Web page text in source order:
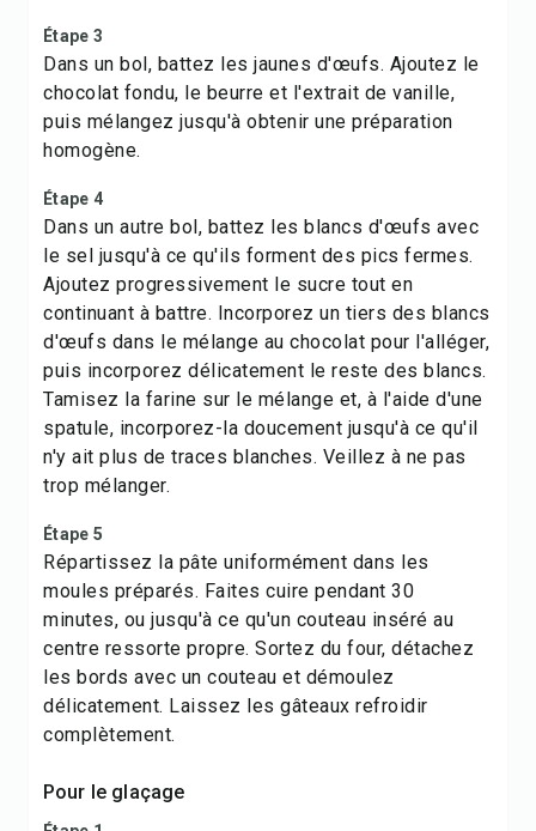
Étape 3
Dans un bol, battez les jaunes d'œufs. Ajoutez le
chocolat fondu, le beurre et l'extrait de vanille,
puis mélangez jusqu'à obtenir une préparation
homogène.
Étape 4
Dans un autre bol, battez les blancs d'œufs avec
le sel jusqu'à ce qu'ils forment des pics fermes.
Ajoutez progressivement le sucre tout en
continuant à battre. Incorporez un tiers des blancs
d'œufs dans le mélange au chocolat pour l'alléger,
puis incorporez délicatement le reste des blancs.
Tamisez la farine sur le mélange et, à l'aide d'une
spatule, incorporez-la doucement jusqu'à ce qu'il
n'y ait plus de traces blanches. Veillez à ne pas
trop mélanger.
Étape 5
Répartissez la pâte uniformément dans les
moules préparés. Faites cuire pendant 30
minutes, ou jusqu'à ce qu'un couteau inséré au
centre ressorte propre. Sortez du four, détachez
les bords avec un couteau et démoulez
délicatement. Laissez les gâteaux refroidir
complètement.
Pour le glaçage